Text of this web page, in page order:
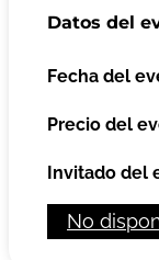
Datos del
Fecha del
Precio del
Invitado del
No